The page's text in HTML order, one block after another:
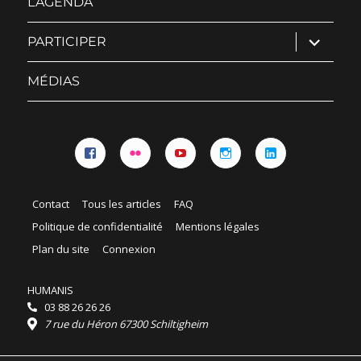
PARTICIPER ouvrir
le
sous-
MÉDIAS
Contact Tous les articles
FAQ
Politique de confidentialité
Mentions légales
Plan du site
Connexion
HUMANIS
03 88 26 26 26
7 rue du Héron 67300 Schiltigheim